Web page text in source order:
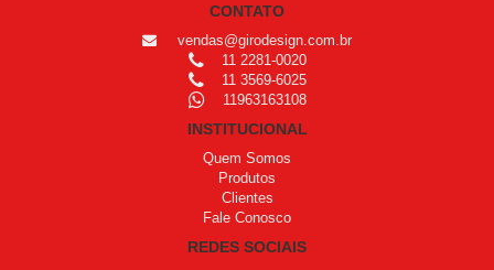
CONTATO
vendas@girodesign.com.br
11 2281-0020
11 3569-6025
11963163108
INSTITUCIONAL
Quem Somos
Produtos
Clientes
Fale Conosco
REDES SOCIAIS